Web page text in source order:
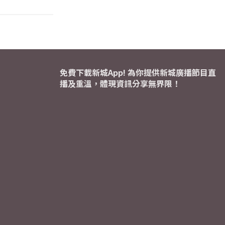
免費下載新城App! 為你提供新城廣播節目直
播及重溫，體現資訊分享無界限！